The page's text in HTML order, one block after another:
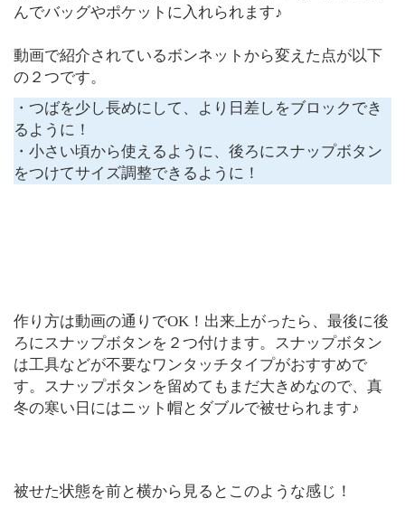
んでバッグやポケットに入れられます♪
動画で紹介されているボンネットから変えた点が以下
の２つです。
・つばを少し長めにして、より日差しをブロックでき
るように！
・小さい頃から使えるように、後ろにスナップボタン
をつけてサイズ調整できるように！
作り方は動画の通りでOK！出来上がったら、最後に後
ろにスナップボタンを２つ付けます。スナップボタン
は工具などが不要なワンタッチタイプがおすすめで
す。スナップボタンを留めてもまだ大きめなので、真
冬の寒い日にはニット帽とダブルで被せられます♪
被せた状態を前と横から見るとこのような感じ！